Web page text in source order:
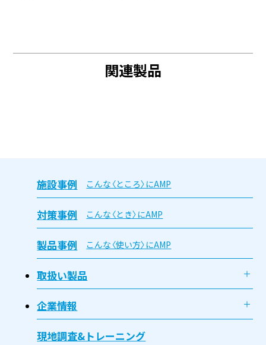
関連製品
施設事例 こんな〈ところ〉にAMP
対策事例 こんな〈とき〉にAMP
製品事例 こんな〈使い方〉にAMP
取扱い製品
企業情報
現地調査&トレーニング